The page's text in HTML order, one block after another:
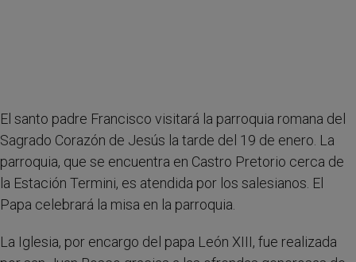
El santo padre Francisco visitará la parroquia romana del
Sagrado Corazón de Jesús la tarde del 19 de enero. La
parroquia, que se encuentra en Castro Pretorio cerca de
la Estación Termini, es atendida por los salesianos. El
Papa celebrará la misa en la parroquia.
La Iglesia, por encargo del papa León XIII, fue realizada